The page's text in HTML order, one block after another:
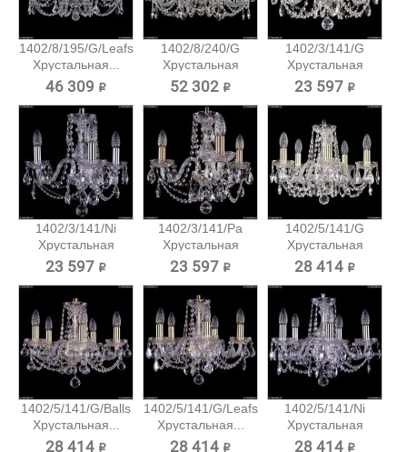
1402/8/195/G/Leafs
Хрустальная...
46 309 ₽
1402/8/240/G
Хрустальная
подвесная...
52 302 ₽
1402/3/141/G
Хрустальная
подвесная...
23 597 ₽
1402/3/141/Ni
Хрустальная
подвесная...
23 597 ₽
1402/3/141/Pa
Хрустальная
подвесная...
23 597 ₽
1402/5/141/G
Хрустальная
подвесная...
28 414 ₽
1402/5/141/G/Balls
Хрустальная...
28 414 ₽
1402/5/141/G/Leafs
Хрустальная...
28 414 ₽
1402/5/141/Ni
Хрустальная
подвесная...
28 414 ₽